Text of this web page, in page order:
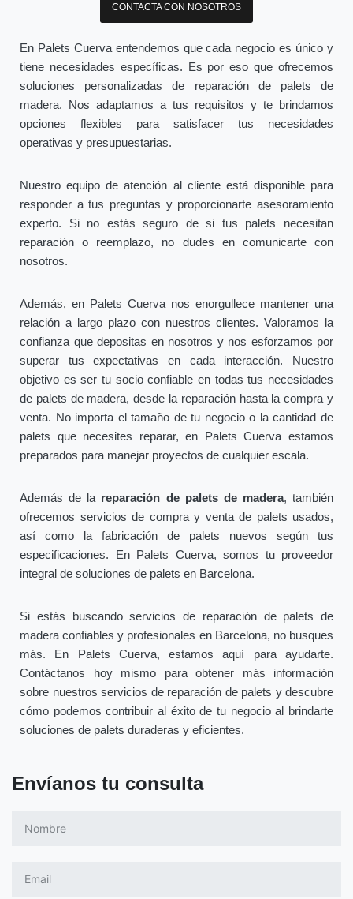
CONTACTA CON NOSOTROS
En Palets Cuerva entendemos que cada negocio es único y
tiene necesidades específicas. Es por eso que ofrecemos
soluciones personalizadas de reparación de palets de
madera. Nos adaptamos a tus requisitos y te brindamos
opciones flexibles para satisfacer tus necesidades
operativas y presupuestarias.
Nuestro equipo de atención al cliente está disponible para
responder a tus preguntas y proporcionarte asesoramiento
experto. Si no estás seguro de si tus palets necesitan
reparación o reemplazo, no dudes en comunicarte con
nosotros.
Además, en Palets Cuerva nos enorgullece mantener una
relación a largo plazo con nuestros clientes. Valoramos la
confianza que depositas en nosotros y nos esforzamos por
superar tus expectativas en cada interacción. Nuestro
objetivo es ser tu socio confiable en todas tus necesidades
de palets de madera, desde la reparación hasta la compra y
venta. No importa el tamaño de tu negocio o la cantidad de
palets que necesites reparar, en Palets Cuerva estamos
preparados para manejar proyectos de cualquier escala.
Además de la reparación de palets de madera, también
ofrecemos servicios de compra y venta de palets usados,
así como la fabricación de palets nuevos según tus
especificaciones. En Palets Cuerva, somos tu proveedor
integral de soluciones de palets en Barcelona.
Si estás buscando servicios de reparación de palets de
madera confiables y profesionales en Barcelona, no busques
más. En Palets Cuerva, estamos aquí para ayudarte.
Contáctanos hoy mismo para obtener más información
sobre nuestros servicios de reparación de palets y descubre
cómo podemos contribuir al éxito de tu negocio al brindarte
soluciones de palets duraderas y eficientes.
Envíanos tu consulta